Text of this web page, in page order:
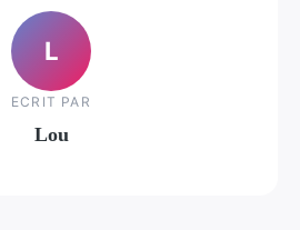
L
ECRIT PAR
Lou